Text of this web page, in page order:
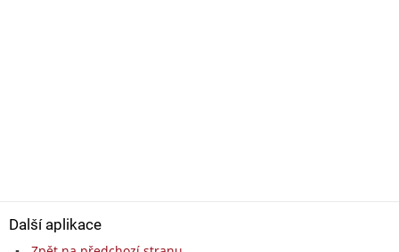
Další aplikace